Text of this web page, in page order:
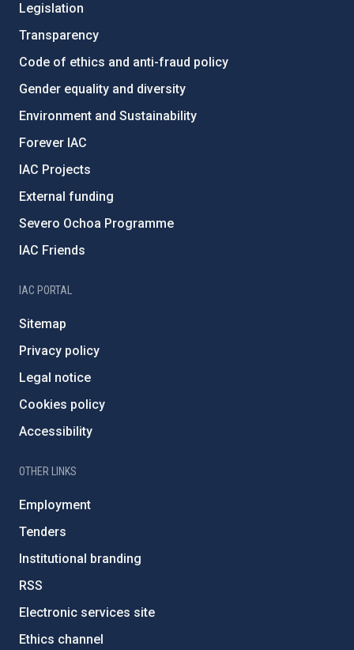
Legislation
Transparency
Code of ethics and anti-fraud policy
Gender equality and diversity
Environment and Sustainability
Forever IAC
IAC Projects
External funding
Severo Ochoa Programme
IAC Friends
IAC PORTAL
Sitemap
Privacy policy
Legal notice
Cookies policy
Accessibility
OTHER LINKS
Employment
Tenders
Institutional branding
RSS
Electronic services site
Ethics channel